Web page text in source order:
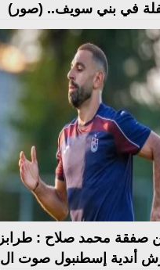
في بني سويف.. (صور)
عن صفقة محمد صلاح :
أندية إسطنبول صوت